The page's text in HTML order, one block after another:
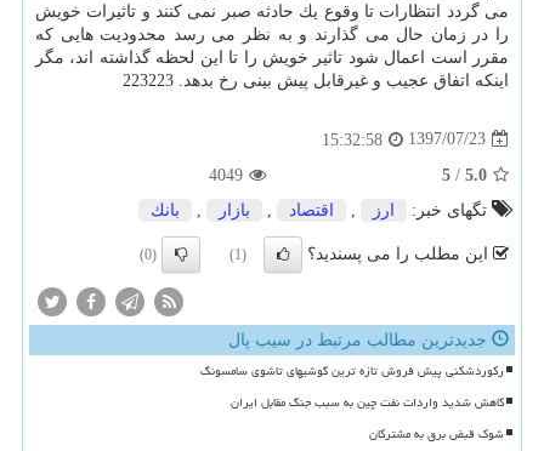
می گردد انتظارات تا وقوع یك حادثه صبر نمی كنند و تاثیرات خویش
را در زمان حال می گذارند و به نظر می رسد محدودیت هایی كه
مقرر است اعمال شود تاثیر خویش را تا این لحظه گذاشته اند، مگر
اینكه اتفاق عجیب و غیرقابل پیش بینی رخ بدهد. 223223
1397/07/23
15:32:58
5.0
/
5
4049
تگهای خبر:
ارز اقتصاد بازار بانك
این مطلب را می پسندید؟ (1)
(0)
جدیدترین مطالب مرتبط در سیب پال
رکوردشکنی پیش فروش تازه ترین گوشیهای تاشوی سامسونگ
کاهش شدید واردات نفت چین به سبب جنگ مقابل ایران
شوک قبض برق به مشترکان